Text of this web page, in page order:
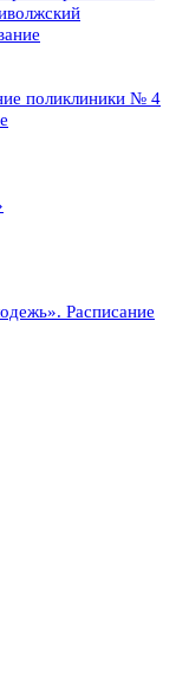
поликлиники № 4
Расписание